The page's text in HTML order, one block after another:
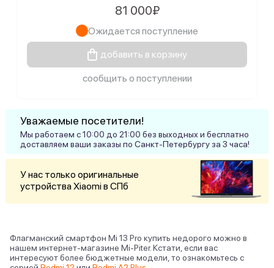
81 000₽
Ожидается поступление
добавить в корзину
сообщить о поступлении
Уважаемые посетители!
Мы работаем с 10:00 до 21:00 без выходных и бесплатно
доставляем ваши заказы по Санкт-Петербургу за 3 часа!
У нас только оригинальные
устройства Xiaomi в СПб
Флагманский смартфон Mi 13 Pro купить недорого можно в
нашем интернет-магазине Mi-Piter. Кстати, если вас
интересуют более бюджетные модели, то ознакомьтесь с